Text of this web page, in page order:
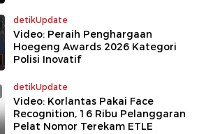
detikUpdate
Video: Peraih Penghargaan
Hoegeng Awards 2026 Kategori
Polisi Inovatif
detikUpdate
Video: Korlantas Pakai Face
Recognition, 16 Ribu Pelanggaran
Pelat Nomor Terekam ETLE